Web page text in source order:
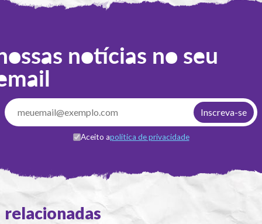
notícias no seu
Aceito apolítica de privacidade
relacionadas